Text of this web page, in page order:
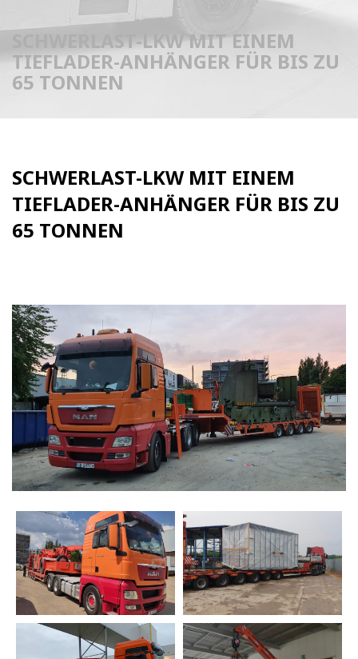
SCHWERLAST-LKW MIT EINEM
TIEFLADER-ANHÄNGER FÜR BIS ZU
65 TONNEN
SCHWERLAST-LKW MIT EINEM
TIEFLADER-ANHÄNGER FÜR BIS ZU
65 TONNEN